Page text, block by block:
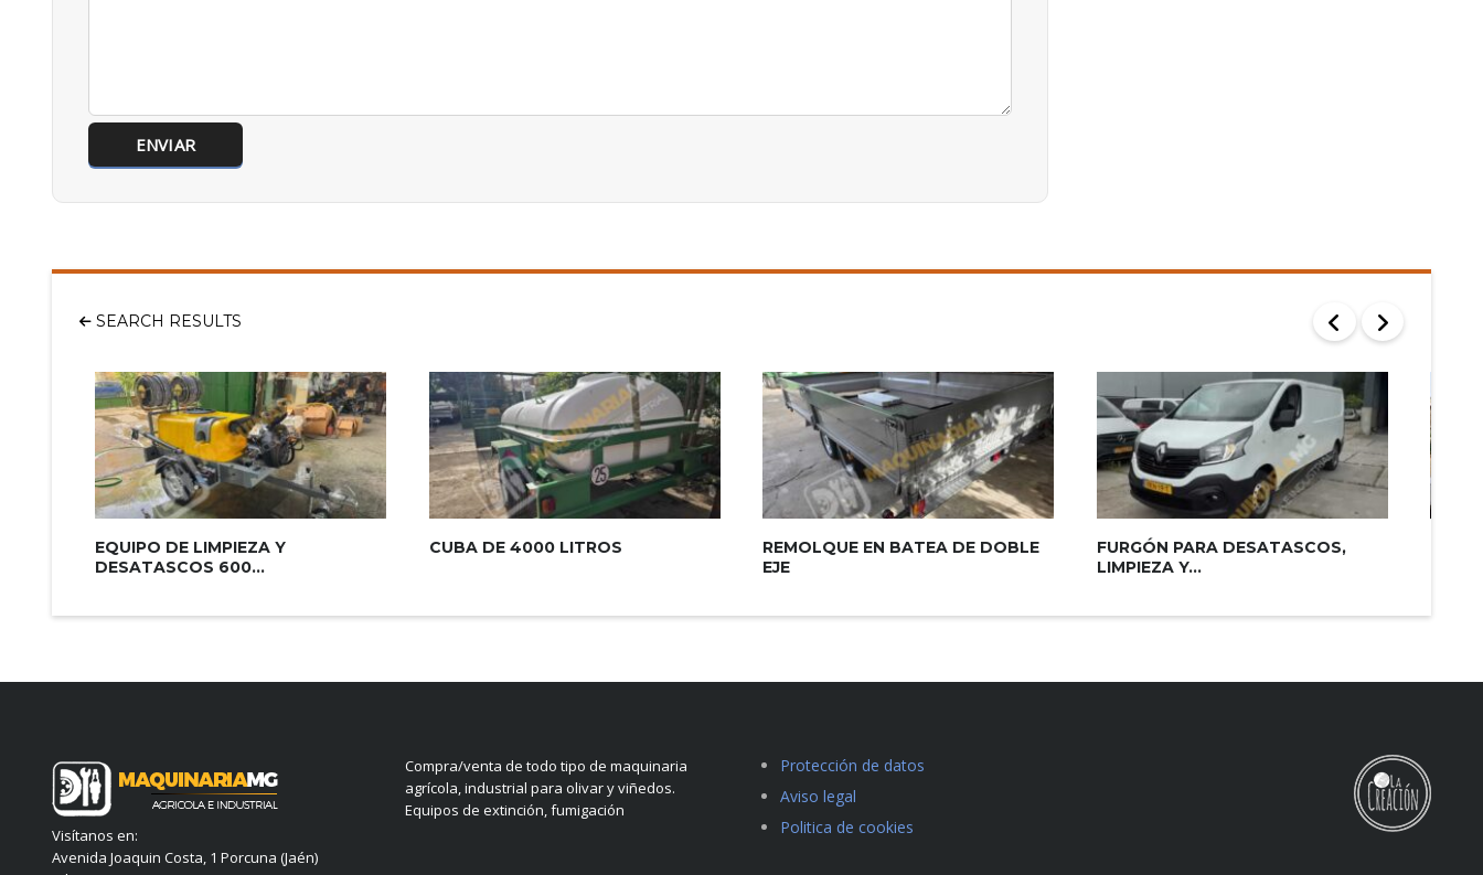
SEARCH RESULTS
EQUIPO DE LIMPIEZA Y
DESATASCOS 600...
CUBA DE 4000 LITROS
REMOLQUE EN BATEA DE DOBLE
EJE
FURGÓN PARA DESATASCOS,
LIMPIEZA Y...
Visítanos en:
Avenida Joaquin Costa, 1 Porcuna (Jaén)
Compra/venta de todo tipo de maquinaria
agrícola, industrial para olivar y viñedos.
Equipos de extinción, fumigación
Protección de datos
Aviso legal
Politica de cookies